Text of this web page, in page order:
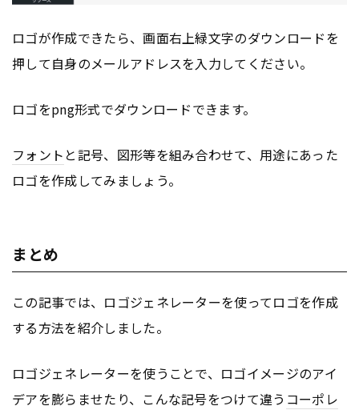
ロゴが作成できたら、画面右上緑文字のダウンロードを
押して自身のメールアドレスを入力してください。
ロゴをpng形式でダウンロードできます。
フォント と記号、図形等を組み合わせて、用途にあった
ロゴを作成してみましょう。
まとめ
この記事では、ロゴジェネレーターを使ってロゴを作成
する方法を紹介しました。
ロゴジェネレーターを使うことで、ロゴイメージのアイ
デアを膨らませたり、こんな記号をつけて違う コーポレ